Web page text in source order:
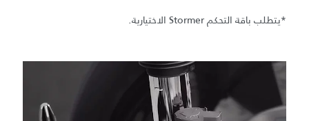
*يتطلب باقة التحكم Stormer الاختيارية.